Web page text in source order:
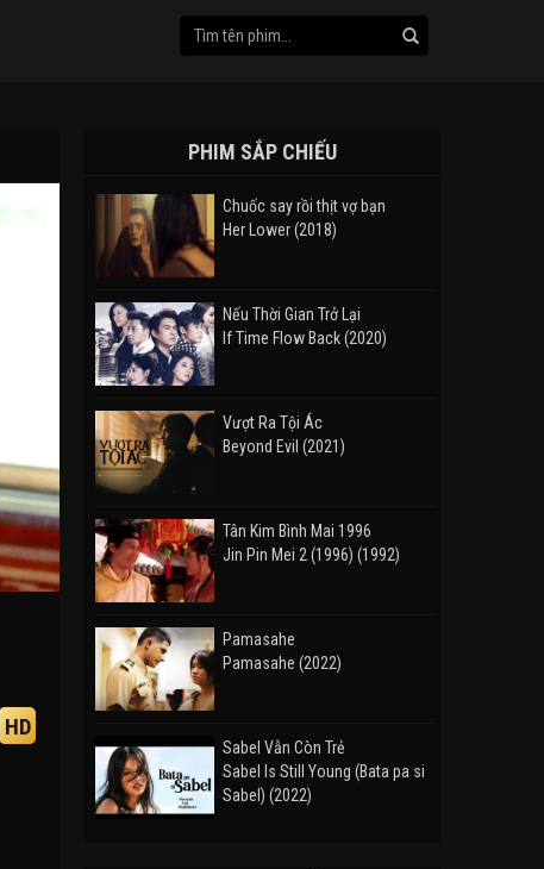
HD
PHIM SẮP CHIẾU
Chuốc say rồi thịt vợ bạn
Her Lower (2018)
Nếu Thời Gian Trở Lại
If Time Flow Back (2020)
Vượt Ra Tội Ác
Beyond Evil (2021)
Tân Kim Bình Mai 1996
Jin Pin Mei 2 (1996) (1992)
Pamasahe
Pamasahe (2022)
Sabel Vẫn Còn Trẻ
Sabel Is Still Young (Bata pa si
Sabel) (2022)